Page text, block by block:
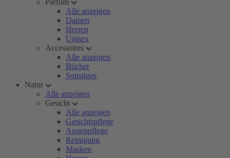
Parfum
Alle anzeigen
Damen
Herren
Unisex
Accessoires
Alle anzeigen
Bücher
Sonstiges
Natur
Alle anzeigen
Gesicht
Alle anzeigen
Gesichtspflege
Augenpflege
Reinigung
Masken